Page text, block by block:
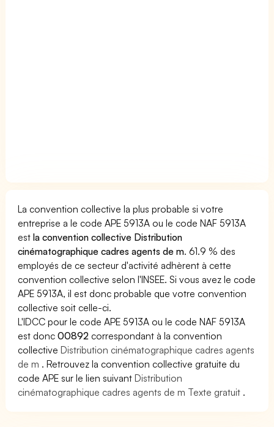
La convention collective la plus probable si votre
entreprise a le code APE 5913A ou le code NAF 5913A
estla convention collective Distribution
cinématographique cadres agents de m. 61.9 % des
employés de ce secteur d'activité adhèrent à cette
convention collective selon l'INSEE. Si vous avez le code
APE 5913A, il est donc probable que votre convention
collective soit celle-ci.
L'IDCC pour le code APE 5913A ou le code NAF 5913A
est donc00892 correspondant à la convention
collectiveDistribution cinématographique cadres agents
de m . Retrouvez la convention collective gratuite du
code APE sur le lien suivantDistribution
cinématographique cadres agents de m Texte gratuit .